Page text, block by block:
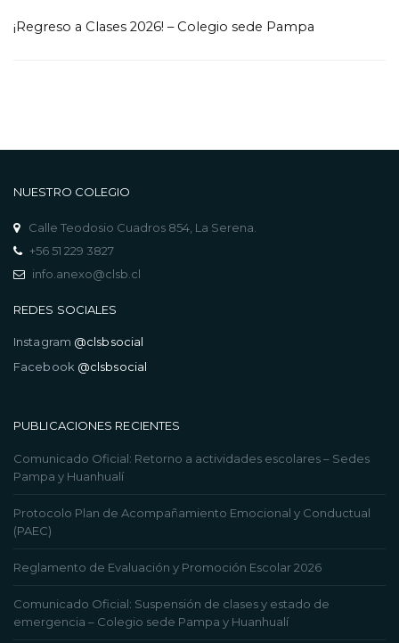
¡Regreso a Clases 2026! – Colegio sede Pampa
NUESTRO COLEGIO
Calle Teodosio Cuadros 854, La Serena.
+56 51 229 3827
info.anexo@clsb.cl
REDES SOCIALES
Instagram @clsbsocial
Facebook @clsbsocial
PUBLICACIONES RECIENTES
Comunicado Oficial: Retorno a actividades escolares – Sedes
Pampa y Huanhualí
Protocolo Plan de Acompañamiento Emocional y Conductual
(PAEC)
Reglamento de Evaluación y Promoción Escolar 2026
Comunicado Oficial: Suspensión de clases y estado de
emergencia – Colegio sede Pampa y Huanhualí